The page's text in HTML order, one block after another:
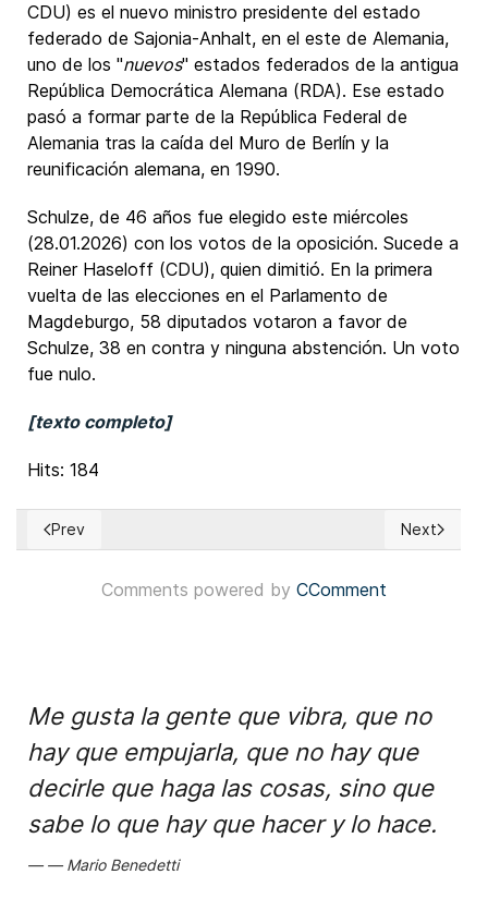
CDU) es el nuevo ministro presidente del estado
federado de Sajonia-Anhalt, en el este de Alemania,
uno de los "nuevos" estados federados de la antigua
República Democrática Alemana (RDA). Ese estado
pasó a formar parte de la República Federal de
Alemania tras la caída del Muro de Berlín y la
reunificación alemana, en 1990.
Schulze, de 46 años fue elegido este miércoles
(28.01.2026) con los votos de la oposición. Sucede a
Reiner Haseloff (CDU), quien dimitió. En la primera
vuelta de las elecciones en el Parlamento de
Magdeburgo, 58 diputados votaron a favor de
Schulze, 38 en contra y ninguna abstención. Un voto
fue nulo.
[texto completo]
Hits: 184
Previous article: Colombia: Candidatos colombianos del
Prev Next
Next
Comments powered by CComment
Me gusta la gente que vibra, que no
hay que empujarla, que no hay que
decirle que haga las cosas, sino que
sabe lo que hay que hacer y lo hace.
Mario Benedetti